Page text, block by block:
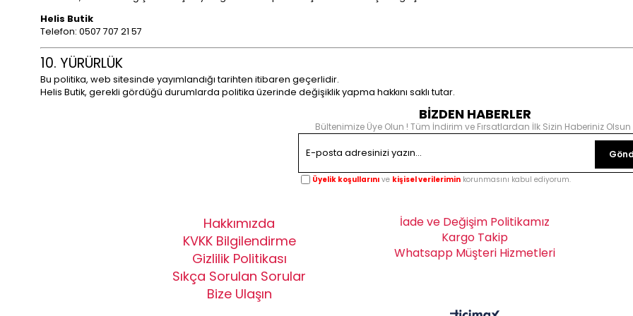
Helis Butik
Telefon: 0507 707 21 57
10. YÜRÜRLÜK
Bu politika, web sitesinde yayımlandığı tarihten itibaren geçerlidir.
Helis Butik, gerekli gördüğü durumlarda politika üzerinde değişiklik yapma hakkını saklı tutar.
BİZDEN HABERLER
Bültenimize Üye Olun ! Tüm İndirim ve Fırsatlardan İlk Sizin Haberiniz Olsun
Üyelik koşullarını ve kişisel verilerimin korunmasını kabul ediyorum.
Hakkımızda
KVKK Bilgilendirme
Gizlilik Politikası
Sıkça Sorulan Sorular
Bize Ulaşın
İade ve Değişim Politikamız
Kargo Takip
Whatsapp Müşteri Hizmetleri